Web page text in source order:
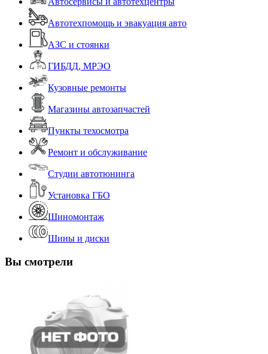
Автотехпомощь и эвакуация авто
АЗС и стоянки
ГИБДД, МРЭО
Кузовные ремонты
Магазины автозапчастей
Пункты техосмотра
Ремонт и обслуживание
Студии автотюнинга
Установка ГБО
Шиномонтаж
Шины и диски
Вы смотрели